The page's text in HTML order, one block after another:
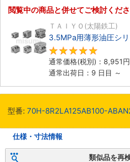
閲覧中の商品と併せてご検討くだ
ＴＡＩＹＯ(太陽鉄工)
3.5MPa用薄形油圧シ
通常価格(税別)： 8,951円
通常出荷日：9 日目 ～
型番: 70H-8R2LA125AB100-
仕様・寸法情報
類似品を再